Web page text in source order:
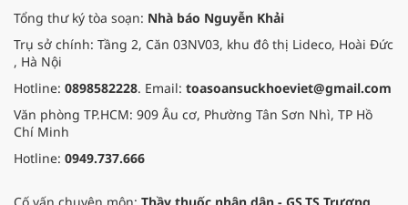
Tổng thư ký tòa soạn: Nhà báo Nguyễn Khải
Trụ sở chính: Tầng 2, Căn 03NV03, khu đô thị Lideco, Hoài Đức
, Hà Nội
Hotline: 0898582228. Email: toasoansuckhoeviet@gmail.com
Văn phòng TP.HCM: 909 Âu cơ, Phường Tân Sơn Nhì, TP Hồ
Chí Minh
Hotline: 0949.737.666